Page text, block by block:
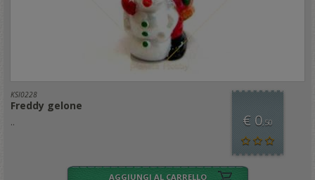
KSI0228
Freddy gelone
.. € 0,50
AGGIUNGI AL CARRELLO